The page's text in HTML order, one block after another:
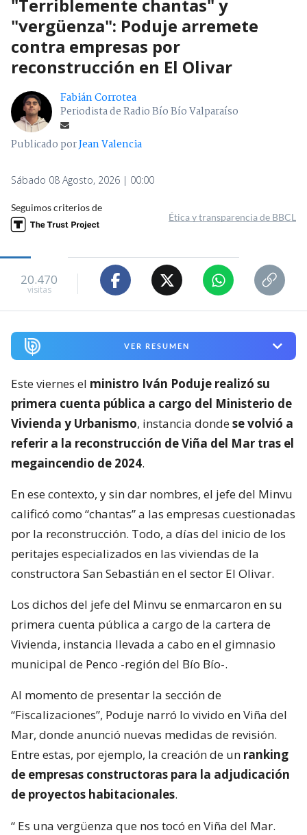
"Terriblemente chantas" y
"vergüenza": Poduje arremete
contra empresas por
reconstrucción en El Olivar
Fabián Corrotea
Periodista de Radio Bío Bío Valparaíso
Publicado porJean Valencia
Sábado 08 Agosto, 2026 | 00:00
Seguimos criterios de
Ética y transparencia de BBCL
20.470
visitas
VER RESUMEN
Este viernes el ministro Iván Poduje realizó su
primera cuenta pública a cargo del Ministerio de
Vivienda y Urbanismo, instancia dondese volvió a
referir a la reconstrucción de Viña del Mar tras el
megaincendio de 2024.
En ese contexto, y sin dar nombres, el jefe del Minvu
calificó como “chantas” a las empresas cuestionadas
por la reconstrucción. Todo, a días del inicio de los
peritajes especializados en las viviendas de la
constructora San Sebastián en el sector El Olivar.
Los dichos del jefe del Minvu se enmarcaron en su
primera cuenta pública a cargo de la cartera de
Vivienda, instancia llevada a cabo en el gimnasio
municipal de Penco -región del Bío Bío-.
Al momento de presentar la sección de
“Fiscalizaciones”, Poduje narró lo vivido en Viña del
Mar, donde anunció nuevas medidas de revisión.
Entre estas, por ejemplo, la creación de un ranking
de empresas constructoras para la adjudicación
de proyectos habitacionales.
“ Es una vergüenza que nos tocó en Viña del Mar.